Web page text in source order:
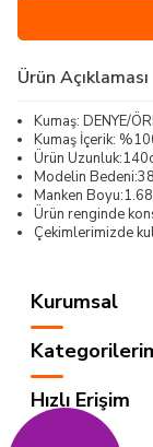
Ürün Açıklaması
Kumaş: DENYE/
Kumaş İçerik:
Ürün
Modelin
Manken
Ürün renginde
Çekimlerimizde
Kurumsal
Hızlı Erişim